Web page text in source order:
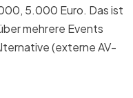
5.000 Euro. Das ist
mehrere Events
(externe AV-